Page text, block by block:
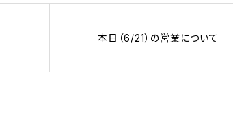
本日（6/21）の営業について